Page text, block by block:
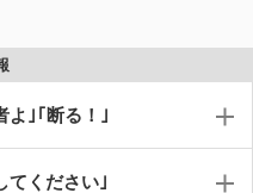
よ｣｢断る！｣
てください｣